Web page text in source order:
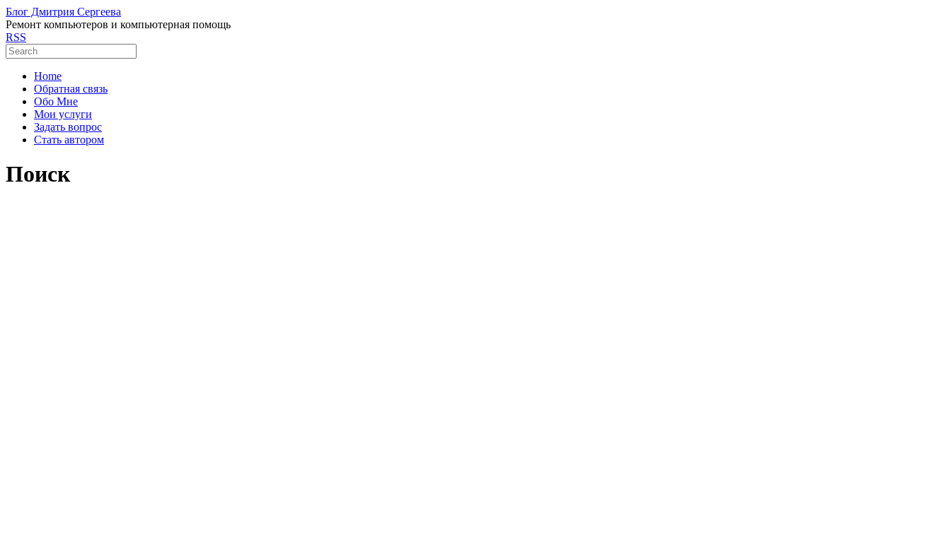
Блог Дмитрия Сергеева
Ремонт компьютеров и компьютерная помощь
RSS
Home
Обратная связь
Обо Мне
Мои услуги
Задать вопрос
Стать автором
Поиск